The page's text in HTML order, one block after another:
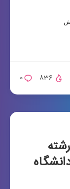
0 836
2 دو رشته